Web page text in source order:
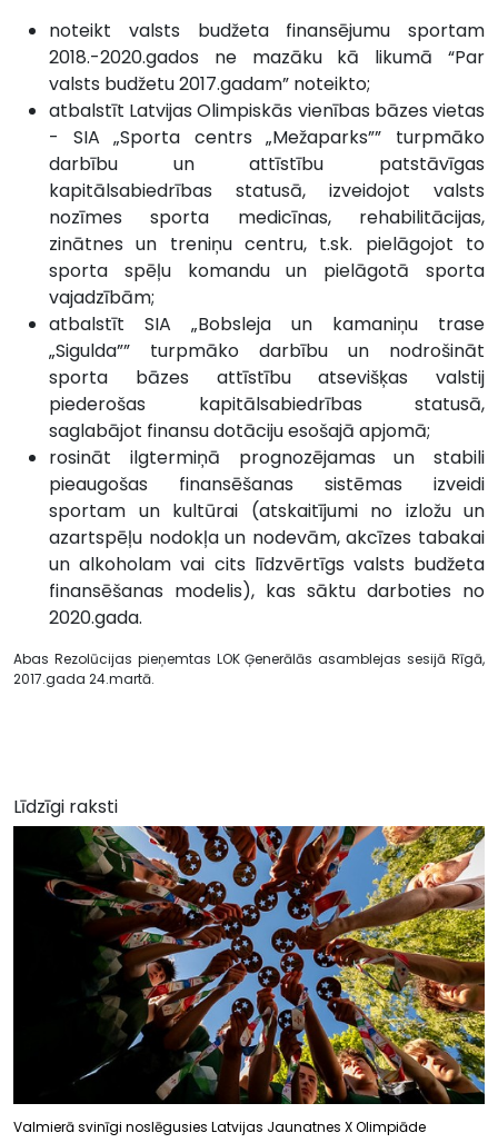
noteikt valsts budžeta finansējumu sportam
2018.-2020.gados ne mazāku kā likumā “Par
valsts budžetu 2017.gadam” noteikto;
atbalstīt Latvijas Olimpiskās vienības bāzes vietas
- SIA „Sporta centrs „Mežaparks”” turpmāko
darbību un attīstību patstāvīgas
kapitālsabiedrības statusā, izveidojot valsts
nozīmes sporta medicīnas, rehabilitācijas,
zinātnes un treniņu centru, t.sk. pielāgojot to
sporta spēļu komandu un pielāgotā sporta
vajadzībām;
atbalstīt SIA „Bobsleja un kamaniņu trase
„Sigulda”” turpmāko darbību un nodrošināt
sporta bāzes attīstību atsevišķas valstij
piederošas kapitālsabiedrības statusā,
saglabājot finansu dotāciju esošajā apjomā;
rosināt ilgtermiņā prognozējamas un stabili
pieaugošas finansēšanas sistēmas izveidi
sportam un kultūrai (atskaitījumi no izložu un
azartspēļu nodokļa un nodevām, akcīzes tabakai
un alkoholam vai cits līdzvērtīgs valsts budžeta
finansēšanas modelis), kas sāktu darboties no
2020.gada.
Abas Rezolūcijas pieņemtas LOK Ģenerālās asamblejas sesijā Rīgā,
2017.gada 24.martā.
Līdzīgi raksti
Valmierā svinīgi noslēgusies Latvijas Jaunatnes X Olimpiāde